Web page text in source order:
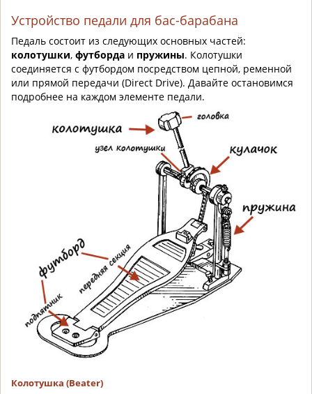
Устройство педали для бас-барабана
Педаль состоит из следующих основных частей:
колотушки, футборда и пружины. Колотушки
соединяется с футбордом посредством цепной, ременной
или прямой передачи (Direct Drive). Давайте остановимся
подробнее на каждом элементе педали.
Колотушка (Beater)